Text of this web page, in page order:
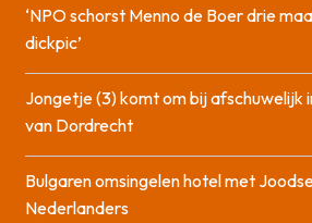
‘NPO schorst Menno de Boer drie
dickpic’
Jongetje (3) komt om bij afschuwelijk
van Dordrecht
Bulgaren omsingelen hotel met
Nederlanders